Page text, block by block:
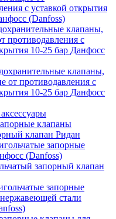
с уставкой открытия
(Danfoss)
клапаны,
противодавления с
10-25 бар Данфосс
клапаны,
от противодавления с
10-25 бар Данфосс
клапаны
клапан Ридан
запорные
(Danfoss)
запорный клапан
запорные
стали